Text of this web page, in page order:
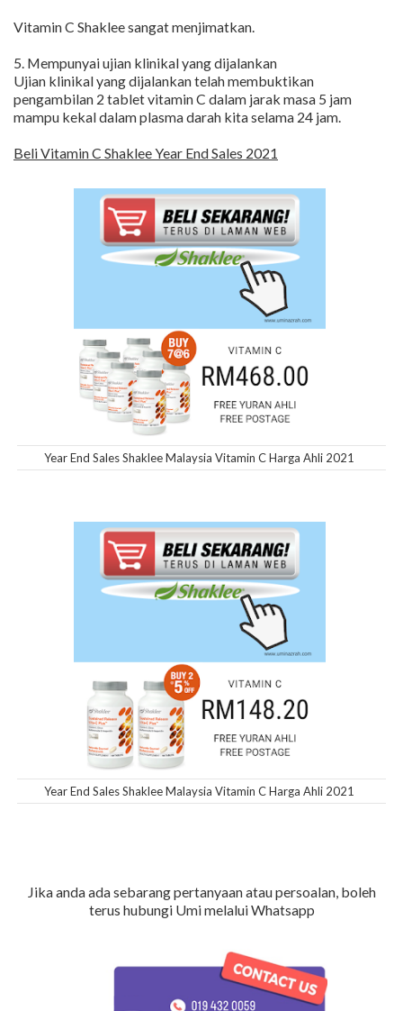
Vitamin C Shaklee sangat menjimatkan.
5. Mempunyai ujian klinikal yang dijalankan
Ujian klinikal yang dijalankan telah membuktikan
pengambilan 2 tablet vitamin C dalam jarak masa 5 jam
mampu kekal dalam plasma darah kita selama 24 jam.
Beli Vitamin C Shaklee Year End Sales 2021
Year End Sales Shaklee Malaysia Vitamin C Harga Ahli 2021
Year End Sales Shaklee Malaysia Vitamin C Harga Ahli 2021
Jika anda ada sebarang pertanyaan atau persoalan, boleh
terus hubungi Umi melalui Whatsapp